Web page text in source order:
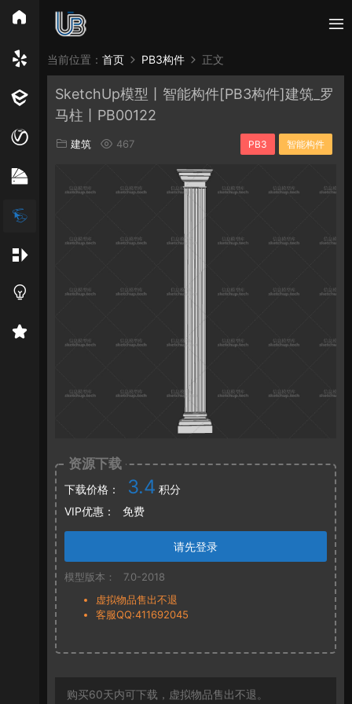
所有分类
Enscape PB3构件 构件 轮廓
当前位置： 首页 PB3构件 正文
SketchUp模型丨智能构件[PB3构件]建筑_罗
马柱丨PB00122
建筑 467 PB3 智能构件
资源下载
下载价格： 3.4 积分
VIP优惠：
免费
请先登录
模型版本：
7.0-2018
虚拟物品售出不退
客服QQ:411692045
购买60天内可下载，虚拟物品售出不退。